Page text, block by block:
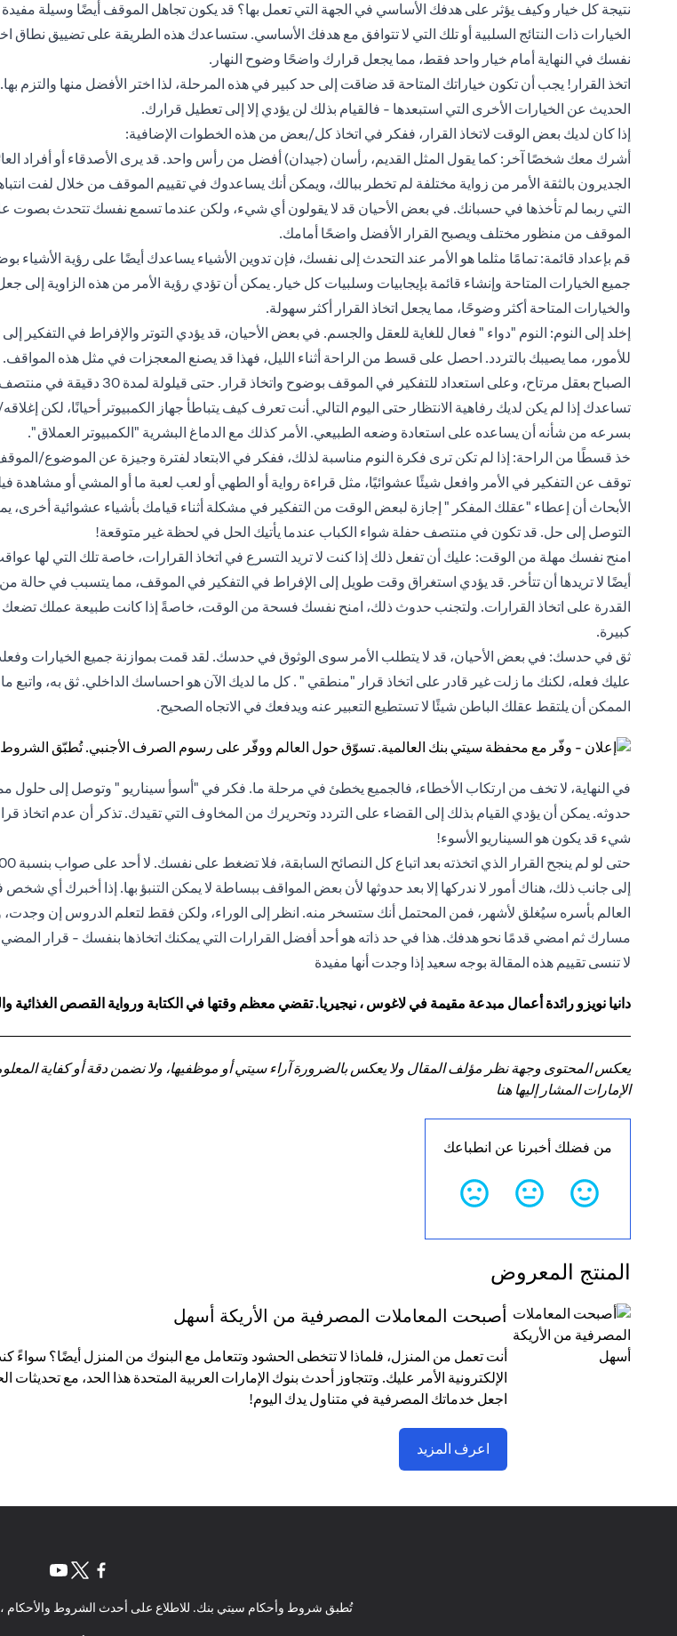
نتيجة كل خيار وكيف يؤثر على هدفك الأساسي في الجهة التي تعمل بها؟ قد يكون تجاهل الموقف أيضًا وسيلة
الخيارات ذات النتائج السلبية أو تلك التي لا تتوافق مع هدفك الأساسي. ستساعدك هذه الطريقة على تضييق نطاق
نفسك في النهاية أمام خيار واحد فقط، مما يجعل قرارك واضحًا وضوح النهار.
اتخذ القرار! يجب أن تكون خياراتك المتاحة قد ضاقت إلى حد كبير في هذه المرحلة، لذا اختر الأفضل منها والتزم
الحديث عن الخيارات الأخرى التي استبعدها - فالقيام بذلك لن يؤدي إلا إلى تعطيل قرارك.
إذا كان لديك بعض الوقت لاتخاذ القرار، ففكر في اتخاذ كل/بعض من هذه الخطوات الإضافية:
أشرك معك شخصًا آخر: كما يقول المثل القديم، رأسان (جيدان) أفضل من رأس واحد. قد يرى الأصدقاء أو أفراد
الجديرون بالثقة الأمر من زواية مختلفة لم تخطر ببالك، ويمكن أنك يساعدوك في تقييم الموقف من خلال لفت
التي ربما لم تأخذها في حسبانك. في بعض الأحيان قد لا يقولون أي شيء، ولكن عندما تسمع نفسك تتحدث بصوت
الموقف من منظور مختلف ويصبح القرار الأفضل واضحًا أمامك.
قم بإعداد قائمة: تمامًا مثلما هو الأمر عند التحدث إلى نفسك، فإن تدوين الأشياء يساعدك أيضًا على رؤية الأشياء
جميع الخيارات المتاحة وإنشاء قائمة بإيجابيات وسلبيات كل خيار. يمكن أن تؤدي رؤية الأمر من هذه الزاوية إلى
والخيارات المتاحة أكثر وضوحًا، مما يجعل اتخاذ القرار أكثر سهولة.
إخلد إلى النوم: النوم "دواء " فعال للغاية للعقل والجسم. في بعض الأحيان، قد يؤدي التوتر والإفراط في التفكير
للأمور، مما يصيبك بالتردد. احصل على قسط من الراحة أثناء الليل، فهذا قد يصنع المعجزات في مثل هذه
الصباح بعقل مرتاح، وعلى استعداد للتفكير في الموقف بوضوح
تساعدك إذا لم يكن لديك رفاهية الانتظار حتى اليوم التالي. أنت تعرف كيف يتباطأ جهاز الكمبيوتر أحيانًا، لكن
بسرعه من شأنه أن يساعده على استعادة وضعه الطبيعي. الأمر كذلك مع الدماغ البشرية "الكمبيوتر العملاق ".
خذ قسطًا من الراحة: إذا لم تكن ترى فكرة النوم مناسبة لذلك، ففكر في الابتعاد لفترة وجيزة عن الموضوع/
توقف عن التفكير في الأمر وافعل شيئًا عشوائيًا، مثل قراءة رواية أو الطهي أو لعب لعبة ما أو المشي أو مشاهدة
الأبحاث أن إعطاء "عقلك المفكر " إجازة لبعض الوقت من التفكير في مشكلة أثناء قيامك بأشياء عشوائية أخرى،
التوصل إلى حل. قد تكون في منتصف حفلة شواء الكباب عندما يأتيك الحل في لحظة غير متوقعة!
امنح نفسك مهلة من الوقت: عليك أن تفعل ذلك إذا كنت لا تريد التسرع في اتخاذ القرارات، خاصة تلك التي لها
أيضًا لا تريدها أن تتأخر. قد يؤدي استغراق وقت طويل إلى الإفراط في التفكير في الموقف، مما يتسبب في حالة من
القدرة على اتخاذ القرارات. ولتجنب حدوث ذلك، امنح نفسك فسحة من الوقت، خاصةً إذا كانت طبيعة عملك
كبيرة.
ثق في حدسك: في بعض الأحيان، قد لا يتطلب الأمر سوى الوثوق في حدسك. لقد قمت بموازنة جميع الخيارات
عليك فعله، لكنك ما زلت غير قادر على اتخاذ قرار "منطقي " . كل ما لديك الآن هو احساسك الداخلي. ثق به، واتبع
الممكن أن يلتقط عقلك الباطن شيئًا لا تستطيع التعبير عنه ويدفعك في الاتجاه الصحيح.
في النهاية، لا تخف من ارتكاب الأخطاء، فالجميع يخطئ في مرحلة ما. فكر في "أسوأ سيناريو " وتوصل إلى حلول
حدوثه. يمكن أن يؤدي القيام بذلك إلى القضاء على التردد وتحريرك من المخاوف التي تقيدك. تذكر أن عدم اتخاذ
شيء قد يكون هو السيناريو الأسوء!
العالم بأسره سيُغلق لأشهر، فمن المحتمل أنك ستسخر منه. انظر إلى الوراء، ولكن فقط لتعلم الدروس إن
مسارك ثم امضي قدمًا نحو هدفك. هذا في حد ذاته هو أحد أفضل القرارات التي يمكنك اتخاذها بنفسك - قرار
لا تنسى تقييم هذه المقالة بوجه سعيد إذا وجدت أنها مفيدة
دانيا نويزو رائدة أعمال مبدعة مقيمة في لاغوس ، نيجيريا. تقضي معظم وقتها في الكتابة ورواية القصص الغذائية
يعكس المحتوى وجهة نظر مؤلف المقال ولا يعكس بالضرورة آراء سيتي أو موظفيها، ولا نضمن دقة أو كفاية
الإمارات المشار إليها هنا
من فضلك أخبرنا عن انطباعك
المنتج المعروض
أصبحت المعاملات المصرفية من الأريكة أسهل
أنت تعمل من المنزل، فلماذا لا تتخطى الحشود وتتعامل مع البنوك من المنزل أيضًا؟ سواءً
الإلكترونية الأمر عليك. وتتجاوز أحدث بنوك الإمارات العربية المتحدة هذا الحد، مع
اجعل خدماتك المصرفية في متناول يدك اليوم!
اعرف المزيد
تُطبق شروط وأحكام سيتي بنك. للاطلاع على أحدث الشروط والأحكام